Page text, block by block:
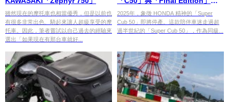
雖然現在的摩托車也相當優秀，但是以前也
有很多非常出色、騎起來讓人超級享受的摩
托車。因此，筆者嘗試以自己過去的經驗來
選出「如果現在有那台車就好...
比鑑賞
2025年，象徵 HONDA 精神的「Super
Cub 50」即將停產。這款陪伴車迷走過超
過半世紀的「Super Cub 50」，作為同級...